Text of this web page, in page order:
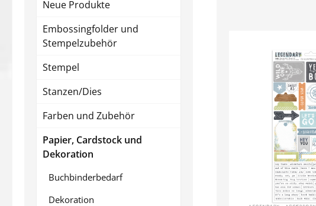
Neue Produkte
Embossingfolder und
Stempelzubehör
Stempel
Stanzen/Dies
Farben und Zubehör
Papier, Cardstock und
Dekoration
Buchbinderbedarf
Dekoration